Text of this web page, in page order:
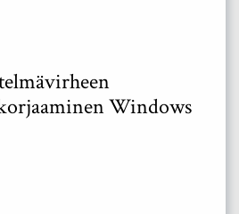
Windows